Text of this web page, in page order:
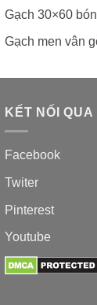
Gạch 30×60
Gạch men vân
KẾT NỐI QUA
Facebook
Twiter
Pinterest
Youtube